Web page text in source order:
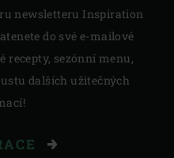
newsletteru Inspiration
do své e-mailové
recepty, sezónní menu,
dalších užitečných